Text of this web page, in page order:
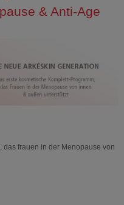
& Anti-Age
das frauen in der Menopause von